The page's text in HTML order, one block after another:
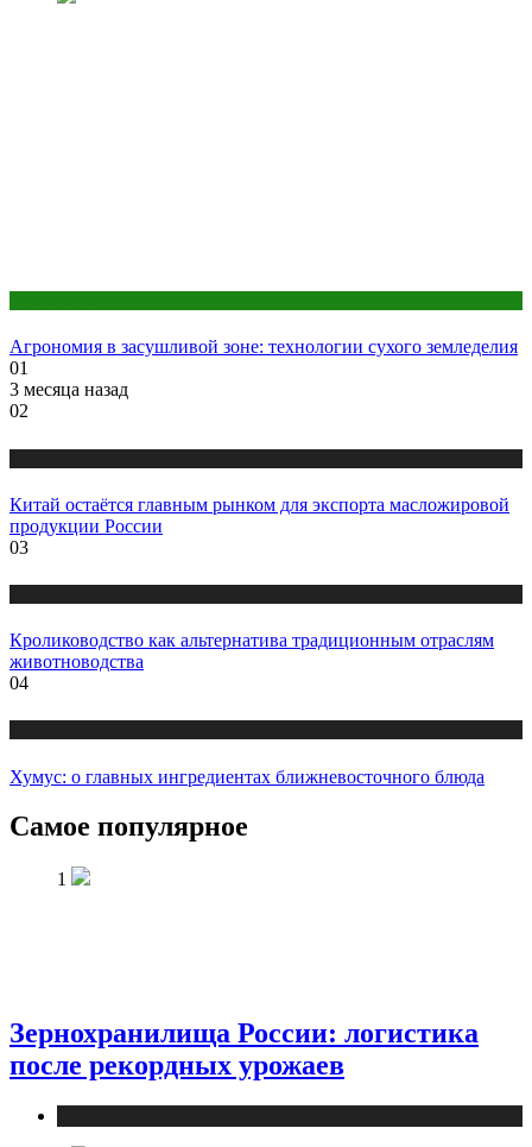
Агрономия в засушливой зоне: технологии сухого земледелия
01
3 месяца назад
02
Китай остаётся главным рынком для экспорта масложировой
продукции России
03
Кролиководство как альтернатива традиционным отраслям
животноводства
04
Хумус: о главных ингредиентах ближневосточного блюда
Самое популярное
1
Зернохранилища России: логистика
после рекордных урожаев